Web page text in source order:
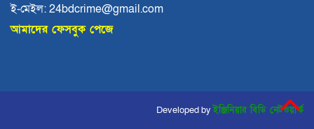
আসামি গ্রেপ্তার
ঝালকাঠি নতুন কার্পেটিং সড়ক কেটে কালভার্ট নির্মাণ
বরিশালে বকেয়া বেতনসহ, আট দফা দাবিতে
ই-মেইল: 24bdcrime@gmail.com
আমাদের ফেসবুক পেজে
Developed byইঞ্জিনিয়ার বিডি নেটওয়ার্ক